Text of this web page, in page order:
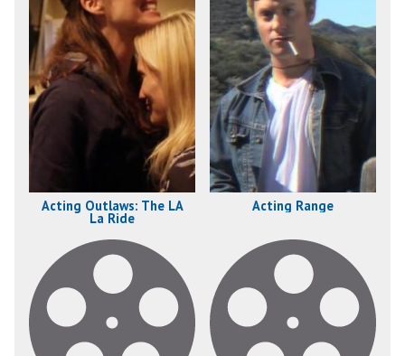
Acting Outlaws: The LA
La Ride
Acting Range